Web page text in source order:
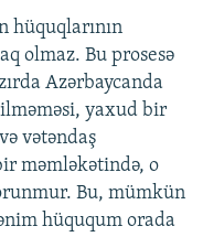
hüquqlarının
olmaz. Bu prosesə
Azərbaycanda
yaxud bir
vətəndaş
məmləkətində, o
Bu, mümkün
hüququm orada